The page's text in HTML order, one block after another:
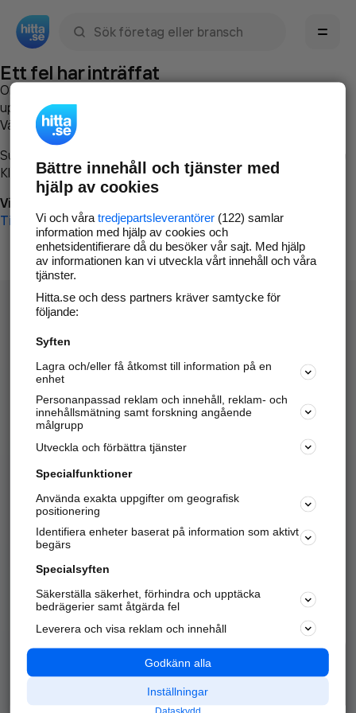
Ett fel har inträffat
Om du vill kan du
uppstod så att vi lättare och snabbare kan avhjälpa det.
Vänligen försök med följande:
Surfa till
Klicka påTillbaka-knappen i webbläsaren och försök igen
Vi beklagar besväret!
Till startsidan
Hitta.se - Gratis nummerupplysning.
Sök företag, personer och platser.
Hitta telefonnummer, adresser, företagsinfo mm.
Marknadsför företaget
Kom igång och annonsera mot
samarbetspartners nära dig.
Alla kategorier
Populära sökningar
API & Kartor
Annonsera
Integritet
Nödnummer
Bättre innehåll och tjänster med
hjälp av cookies
Vi och våra tredjepartsleverantörer(122) samlar
information med hjälp av cookies och
enhetsidentifierare då du besöker vår sajt. Med hjälp
av informationen kan vi utveckla vårt innehåll och våra
tjänster.
Hitta.se och dess partners kräver samtycke för
följande:
Syften
Lagra och/eller få åtkomst till information på en
enhet
Personanpassad reklam och innehåll, reklam- och
innehållsmätning samt forskning angående
målgrupp
Utveckla och förbättra tjänster
Specialfunktioner
Använda exakta uppgifter om geografisk
positionering
Identifiera enheter baserat på information som aktivt
begärs
Specialsyften
Säkerställa säkerhet, förhindra och upptäcka
bedrägerier samt åtgärda fel
Leverera och visa reklam och innehåll
Godkänn alla
Inställningar
Dataskydd